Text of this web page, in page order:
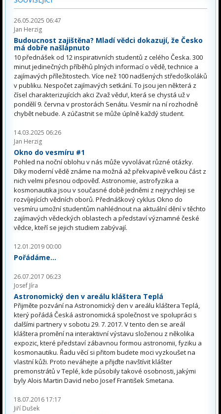
26.05.2025 06:47
Jan Herzig
Budoucnost zajištěna? Mladí vědci dokazují, že Česko
má dobře našlápnuto
10 přednášek od 12 inspirativních studentů z celého Česka. 300
minut jedinečných příběhů plných informací o vědě, technice a
zajímavých příležitostech. Více než 100 nadšených středoškoláků
v publiku. Nespočet zajímavých setkání. To jsou jen některá z
čísel charakterizujících akci Zvaž vědu!, která se chystá už v
pondělí 9. června v prostorách Senátu. Vesmír na ní rozhodně
chybět nebude. A zúčastnit se může úplně každý student.
14.03.2025 06:26
Jan Herzig
Okno do vesmíru #1
Pohled na noční oblohu v nás může vyvolávat různé otázky.
Díky moderní vědě známe na možná až překvapivě velkou část z
nich velmi přesnou odpověď. Astronomie, astrofyzika a
kosmonautika jsou v současné době jedněmi z nejrychleji se
rozvíjejících vědních oborů. Přednáškový cyklus Okno do
vesmíru umožní studentům nahlédnout na aktuální dění v těchto
zajímavých vědeckých oblastech a představí významné české
vědce, kteří se jejich studiem zabývají.
12.01.2019 00:00
Pořádáme...
26.07.2017 06:23
Josef Jíra
Astronomický den v areálu kláštera Teplá
Přijměte pozvání na Astronomický den v areálu kláštera Teplá,
který pořádá Česká astronomická společnost ve spolupráci s
dalšími partnery v sobotu 29. 7. 2017. V tento den se areál
kláštera promění na interaktivní výstavu složenou z několika
expozic, které představí zábavnou formou astronomii, fyziku a
kosmonautiku. Řadu věcí si přitom budete moci vyzkoušet na
vlastní kůži. Proto neváhejte a přijďte navštívit klášter
premonstrátů v Teplé, kde působily takové osobnosti, jakými
byly Alois Martin David nebo Josef František Smetana.
18.07.2016 17:17
Jiří Dušek